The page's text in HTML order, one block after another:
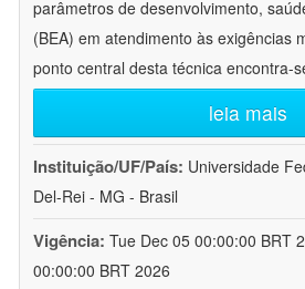
parâmetros de desenvolvimento,
(BEA) em atendimento às exigências
ponto central desta técnica encontra-
leia mais
Instituição/UF/País: Universidade
Del-Rei - MG - Brasil
Vigência: Tue Dec 05 00:00:00 BRT
00:00:00 BRT 2026